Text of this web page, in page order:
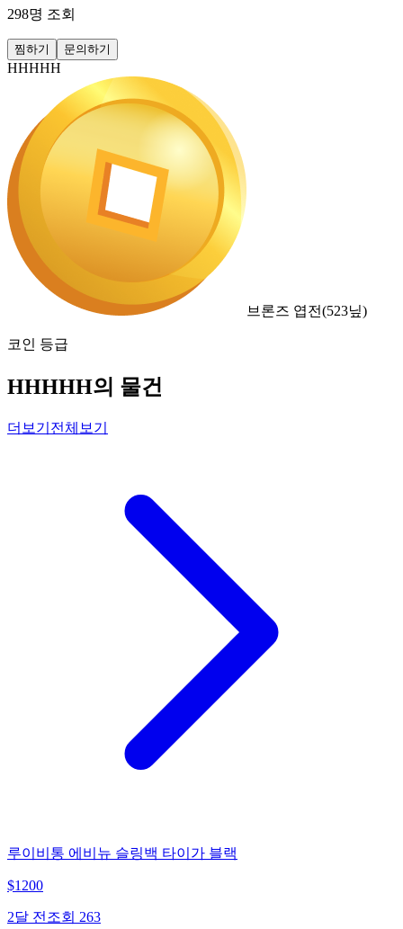
298명 조회
찜하기 문의하기
HHHHH
브론즈 엽전(523닢)
코인 등급
HHHHH의 물건
더보기 전체보기
루이비통 에비뉴 슬링백 타이가 블랙
$1200
2달 전 조회 263